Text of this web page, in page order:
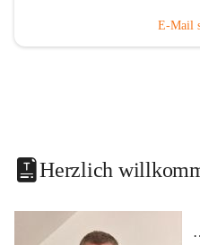
E-Mail
Herzlich